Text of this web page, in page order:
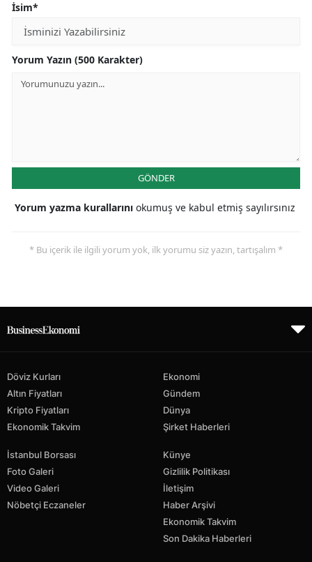
İsim*
Yorum Yazın (500 Karakter)
GÖNDER
Yorum yazma kurallarını okumuş ve kabul etmiş sayılırsınız
* Bu içerik ile ilgili yorum yok, ilk yorumu siz yazın, tartışalım *
Döviz Kurları
Altın Fiyatları
Kripto Fiyatları
Ekonomik Takvim
Ekonomi
Gündem
Dünya
Şirket Haberleri
İstanbul Borsası
Foto Galeri
Video Galeri
Nöbetçi Eczaneler
Künye
Gizlilik Politikası
İletişim
Haber Arşivi
Ekonomik Takvim
Son Dakika Haberleri